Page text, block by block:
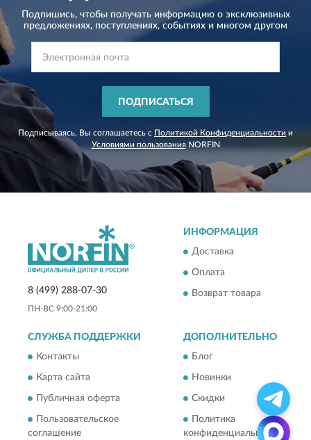
Подпишись, чтобы получать информацию о эксклюзивных
предложениях, поступлениях, событиях и многом другом
ПОДПИСАТЬСЯ
Подписываясь, Вы соглашаетесь с Политикой Конфиденциальности и
Условиями пользованияNORFIN
8 (499) 288-07-30
ПН-ВС 9:00-21:00
ИНФОРМАЦИЯ
Доставка
Оплата
Возврат товара
СЛУЖБА ПОДДЕРЖКИ
Контакты
Карта сайта
Публичная оферта
Пользовательское
соглашение
ДОПОЛНИТЕЛЬНО
Блог
Новинки
Скидки
Политика
конфиденциальности